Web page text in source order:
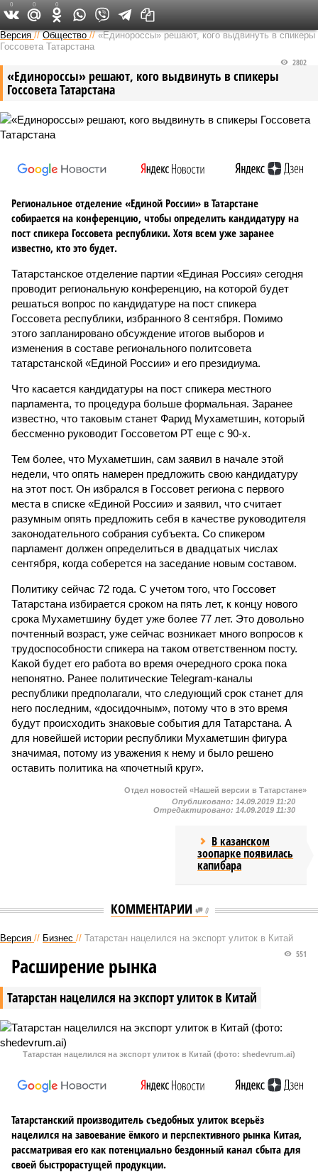
Версия в Татарстане
Версия //Общество //«Единороссы» решают, кого выдвинуть в спикеры
Госсовета Татарстана
«Единороссы» решают, кого выдвинуть в спикеры
Госсовета Татарстана
2802
Региональное отделение «Единой России» в Татарстане
собирается на конференцию, чтобы определить кандидатуру на
пост спикера Госсовета республики. Хотя всем уже заранее
известно, кто это будет.
Татарстанское отделение партии «Единая Россия» сегодня
проводит региональную конференцию, на которой будет
решаться вопрос по кандидатуре на пост спикера
Госсовета республики, избранного 8 сентября. Помимо
этого запланировано обсуждение итогов выборов и
изменения в составе регионального политсовета
татарстанской «Единой России» и его президиума.
Что касается кандидатуры на пост спикера местного
парламента, то процедура больше формальная. Заранее
известно, что таковым станет Фарид Мухаметшин, который
бессменно руководит Госсоветом РТ еще с 90-х.
Тем более, что Мухаметшин, сам заявил в начале этой
недели, что опять намерен предложить свою кандидатуру
на этот пост. Он избрался в Госсовет региона с первого
места в списке «Единой России» и заявил, что считает
разумным опять предложить себя в качестве руководителя
законодательного собрания субъекта. Со спикером
парламент должен определиться в двадцатых числах
сентября, когда соберется на заседание новым составом.
Политику сейчас 72 года. С учетом того, что Госсовет
Татарстана избирается сроком на пять лет, к концу нового
срока Мухаметшину будет уже более 77 лет. Это довольно
почтенный возраст, уже сейчас возникает много вопросов к
трудоспособности спикера на таком ответственном посту.
Какой будет его работа во время очередного срока пока
непонятно. Ранее политические Telegram-каналы
республики предполагали, что следующий срок станет для
него последним, «досидочным», потому что в это время
будут происходить знаковые события для Татарстана. А
для новейшей истории республики Мухаметшин фигура
значимая, потому из уважения к нему и было решено
оставить политика на «почетный круг».
0 0 0
Отдел новостей «Нашей версии в Татарстане»
Опубликовано: 14.09.2019 11:20
Отредактировано: 14.09.2019 11:30
В казанском
зоопарке появилась
капибара
КОММЕНТАРИИ 0
Версия // Бизнес // Татарстан нацелился на экспорт улиток в Китай
Татарстан нацелился на экспорт улиток в Китай
551
Расширение рынка
Татарстан нацелился на экспорт улиток в Китай (фото: shedevrum.ai)
Татарстанский производитель съедобных улиток всерьёз
нацелился на завоевание ёмкого и перспективного рынка Китая,
рассматривая его как потенциально бездонный канал сбыта для
своей быстрорастущей продукции.